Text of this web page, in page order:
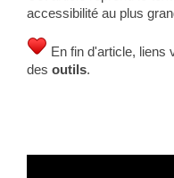
accessibilité au plus
En fin d'article, liens
des outils.